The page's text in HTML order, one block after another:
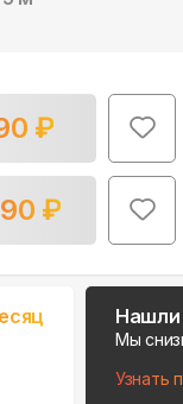
₽
₽
Нашли
Мы
Узнать